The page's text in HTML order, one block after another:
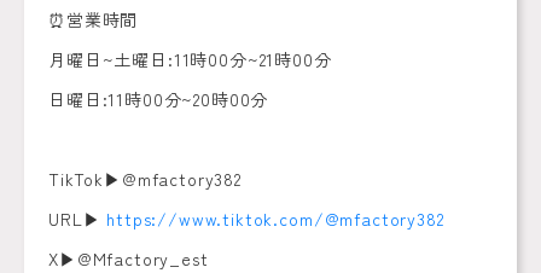
⏰営業時間
月曜日~土曜日:11時00分~21時00分
日曜日:11時00分~20時00分
TikTok▶︎@mfactory382
URL▶︎ https://www.tiktok.com/@mfactory382
X▶︎@Mfactory_est